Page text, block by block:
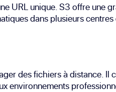
URL unique. S3 offre une
dans plusieurs
des fichiers à distance. Il
environnements